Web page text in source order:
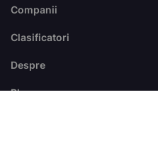
Companii
Clasificatori
Despre
Blog